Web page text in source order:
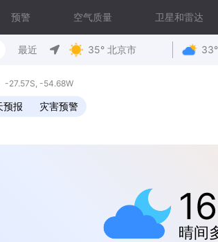
预警 空气质量 卫星和雷达
最近 35° 北京市
27.57S, -54.68W
预报 灾害预警
晴间